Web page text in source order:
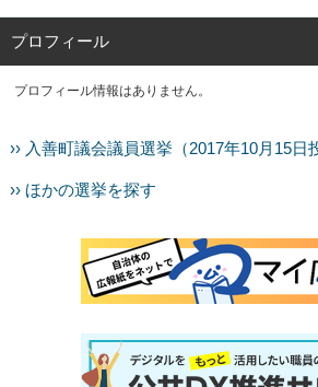
プロフィール
プロフィール情報はありません。
›› 入善町議会議員選挙（2017年10月15日
›› ほかの選挙を探す